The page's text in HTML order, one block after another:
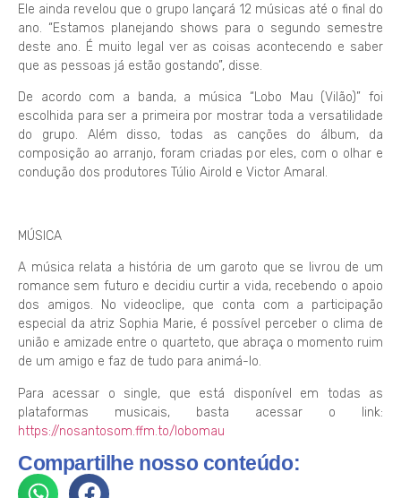
Ele ainda revelou que o grupo lançará 12 músicas até o final do
ano. “Estamos planejando shows para o segundo semestre
deste ano. É muito legal ver as coisas acontecendo e saber
que as pessoas já estão gostando”, disse.
De acordo com a banda, a música “Lobo Mau (Vilão)” foi
escolhida para ser a primeira por mostrar toda a versatilidade
do grupo. Além disso, todas as canções do álbum, da
composição ao arranjo, foram criadas por eles, com o olhar e
condução dos produtores Túlio Airold e Victor Amaral.
MÚSICA
A música relata a história de um garoto que se livrou de um
romance sem futuro e decidiu curtir a vida, recebendo o apoio
dos amigos. No videoclipe, que conta com a participação
especial da atriz Sophia Marie, é possível perceber o clima de
união e amizade entre o quarteto, que abraça o momento ruim
de um amigo e faz de tudo para animá-lo.
Para acessar o single, que está disponível em todas as
plataformas musicais, basta acessar o link:
https://nosantosom.ffm.to/lobomau
Compartilhe nosso conteúdo: